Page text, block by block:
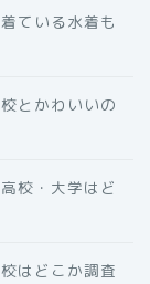
ている水着も
とかわいいの
校・大学はど
はどこか調査